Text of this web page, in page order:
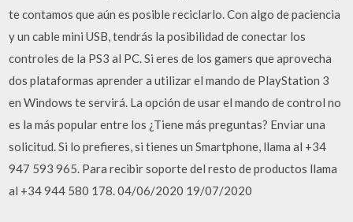
te contamos que aún es posible reciclarlo. Con algo de paciencia
y un cable mini USB, tendrás la posibilidad de conectar los
controles de la PS3 al PC. Si eres de los gamers que aprovecha
dos plataformas aprender a utilizar el mando de PlayStation 3
en Windows te servirá. La opción de usar el mando de control no
es la más popular entre los ¿Tiene más preguntas? Enviar una
solicitud. Si lo prefieres, si tienes un Smartphone, llama al +34
947 593 965. Para recibir soporte del resto de productos llama
al +34 944 580 178. 04/06/2020 19/07/2020